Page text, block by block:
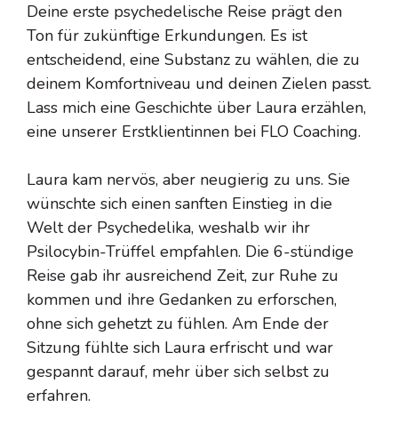
Deine erste psychedelische Reise prägt den
Ton für zukünftige Erkundungen. Es ist
entscheidend, eine Substanz zu wählen, die zu
deinem Komfortniveau und deinen Zielen passt.
Lass mich eine Geschichte über Laura erzählen,
eine unserer Erstklientinnen bei FLO Coaching.
Laura kam nervös, aber neugierig zu uns. Sie
wünschte sich einen sanften Einstieg in die
Welt der Psychedelika, weshalb wir ihr
Psilocybin-Trüffel empfahlen. Die 6-stündige
Reise gab ihr ausreichend Zeit, zur Ruhe zu
kommen und ihre Gedanken zu erforschen,
ohne sich gehetzt zu fühlen. Am Ende der
Sitzung fühlte sich Laura erfrischt und war
gespannt darauf, mehr über sich selbst zu
erfahren.